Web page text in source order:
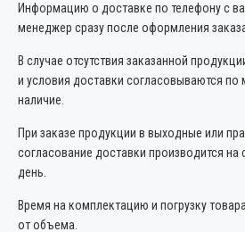
Информацию о доставке по телефону с
менеджер сразу после оформления
В случае отсутствия заказанной
и условия доставки согласовываются по
наличие.
При заказе продукции в выходные или
согласование доставки производится
день.
Время на комплектацию и погрузку
от объема.